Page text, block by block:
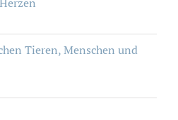
Tieren, Menschen und